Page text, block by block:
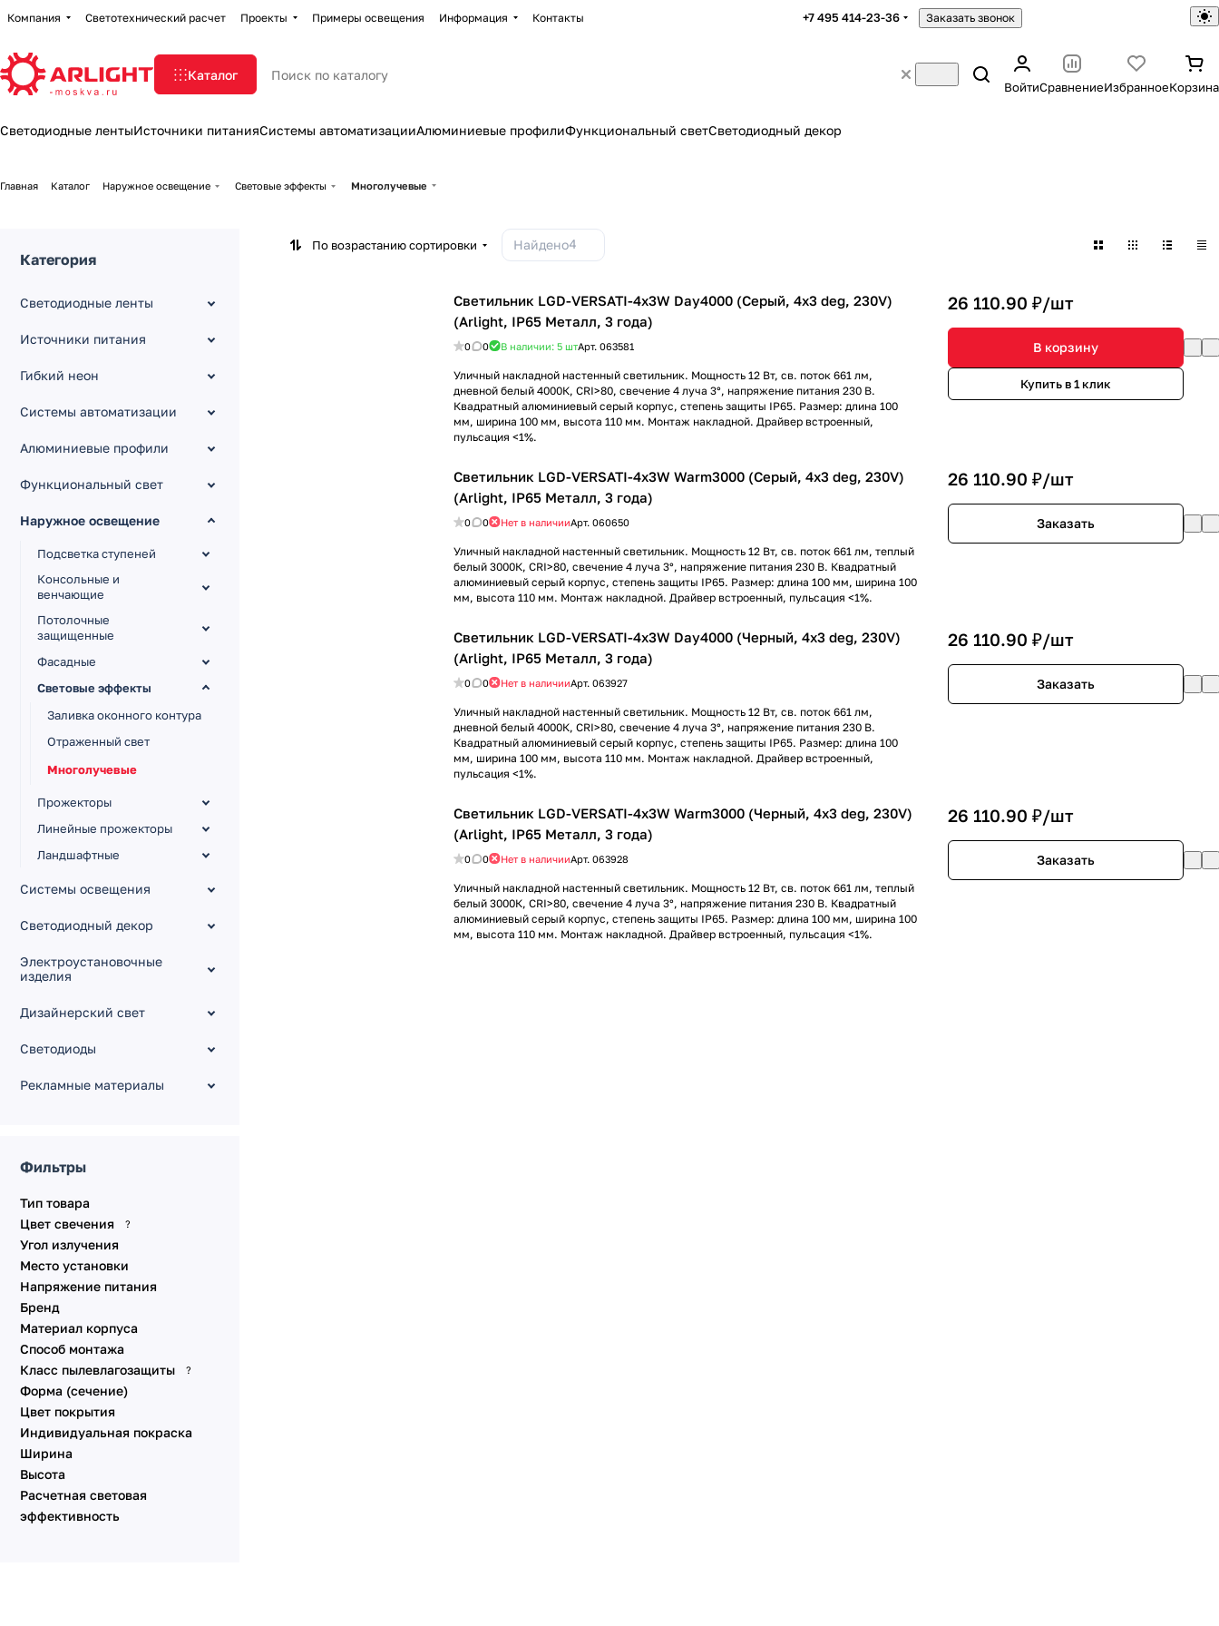
Компания Светотехнический расчет Проекты Примеры освещения Информация Контакты +7 495 414-23-36 Заказать звонок
Каталог
ВойтиСравнениеИзбранноеКорзина
Светодиодные лентыИсточники питанияСистемы автоматизацииАлюминиевые профилиФункциональный светСветодиодный декор
Главная Каталог Наружное освещение Световые эффекты Многолучевые
По возрастанию сортировки Найдено4
Светильник LGD-VERSATI-4x3W Day4000 (Серый, 4x3 deg, 230V)
(Arlight, IP65 Металл, 3 года)
0 0 В наличии: 5 штАрт. 063581
Уличный накладной настенный светильник. Мощность 12 Вт, св. поток 661 лм,
дневной белый 4000К, CRI>80, свечение 4 луча 3°, напряжение питания 230 В.
Квадратный алюминиевый серый корпус, степень защиты IP65. Размер: длина 100
мм, ширина 100 мм, высота 110 мм. Монтаж накладной. Драйвер встроенный,
пульсация <1%.
26 110.90 ₽/шт
В корзину
Купить в 1 клик
Светильник LGD-VERSATI-4x3W Warm3000 (Серый, 4x3 deg, 230V)
(Arlight, IP65 Металл, 3 года)
0 0 Нет в наличииАрт. 060650
Уличный накладной настенный светильник. Мощность 12 Вт, св. поток 661 лм, теплый
белый 3000К, CRI>80, свечение 4 луча 3°, напряжение питания 230 В. Квадратный
алюминиевый серый корпус, степень защиты IP65. Размер: длина 100 мм, ширина 100
мм, высота 110 мм. Монтаж накладной. Драйвер встроенный, пульсация <1%.
26 110.90 ₽/шт
Заказать
Светильник LGD-VERSATI-4x3W Day4000 (Черный, 4x3 deg, 230V)
(Arlight, IP65 Металл, 3 года)
0 0 Нет в наличииАрт. 063927
Уличный накладной настенный светильник. Мощность 12 Вт, св. поток 661 лм,
дневной белый 4000К, CRI>80, свечение 4 луча 3°, напряжение питания 230 В.
Квадратный алюминиевый серый корпус, степень защиты IP65. Размер: длина 100
мм, ширина 100 мм, высота 110 мм. Монтаж накладной. Драйвер встроенный,
пульсация <1%.
26 110.90 ₽/шт
Заказать
Светильник LGD-VERSATI-4x3W Warm3000 (Черный, 4x3 deg, 230V)
(Arlight, IP65 Металл, 3 года)
0 0 Нет в наличииАрт. 063928
Уличный накладной настенный светильник. Мощность 12 Вт, св. поток 661 лм, теплый
белый 3000К, CRI>80, свечение 4 луча 3°, напряжение питания 230 В. Квадратный
алюминиевый серый корпус, степень защиты IP65. Размер: длина 100 мм, ширина 100
мм, высота 110 мм. Монтаж накладной. Драйвер встроенный, пульсация <1%.
26 110.90 ₽/шт
Заказать
Категория
Светодиодные ленты
Источники питания
Гибкий неон
Системы автоматизации
Алюминиевые профили
Функциональный свет
Наружное освещение
Подсветка ступеней
Консольные и
венчающие
Потолочные
защищенные
Фасадные
Световые эффекты
Заливка оконного контура
Отраженный свет
Многолучевые
Прожекторы
Линейные прожекторы
Ландшафтные
светильники
Грунтовые светильники
Опоры и аксессуары
Системы освещения
Светодиодный декор
Электроустановочные
изделия
Дизайнерский свет
Светодиоды
Рекламные материалы
Фильтры
Тип товара
Цвет свечения
?
Угол излучения
Место установки
Напряжение питания
Бренд
Материал корпуса
Способ монтажа
Класс пылевлагозащиты
?
Форма (сечение)
Цвет покрытия
Индивидуальная покраска
Ширина
Высота
Расчетная световая
эффективность